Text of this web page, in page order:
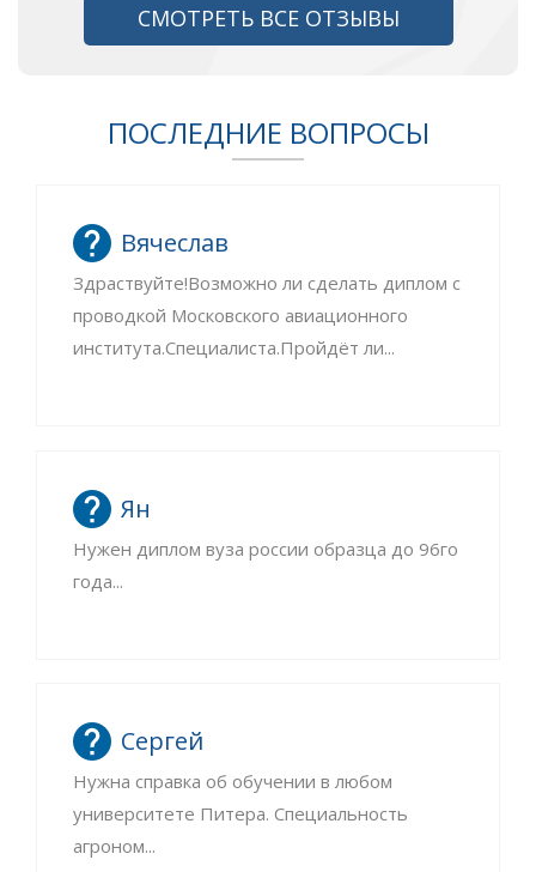
СМОТРЕТЬ ВСЕ ОТЗЫВЫ
ПОСЛЕДНИЕ ВОПРОСЫ
Вячеслав
Здраствуйте!Возможно ли сделать диплом с
проводкой Московского авиационного
института.Специалиста.Пройдёт ли...
Ян
Нужен диплом вуза россии образца до 96го
года...
Сергей
Нужна справка об обучении в любом
университете Питера. Специальность
агроном...